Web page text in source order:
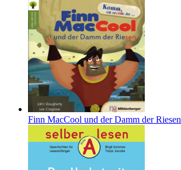
Finn MacCool und der Damm der Riesen